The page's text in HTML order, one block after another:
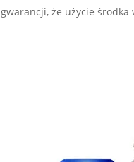
gwarancji, że użycie